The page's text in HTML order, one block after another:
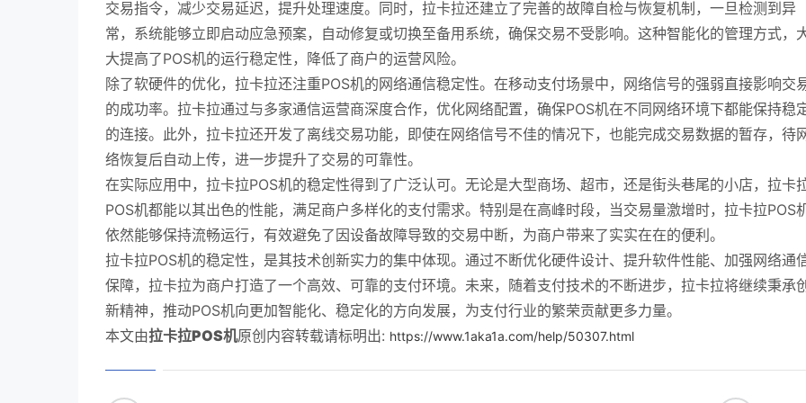
交易指令，减少交易延迟，提升处理速度。同时，拉卡拉还建立了完善的故障自检与恢复机制，一旦检测到异
常，系统能够立即启动应急预案，自动修复或切换至备用系统，确保交易不受影响。这种智能化的管理方式，
大提高了POS机的运行稳定性，降低了商户的运营风险。
除了软硬件的优化，拉卡拉还注重POS机的网络通信稳定性。在移动支付场景中，网络信号的强弱直接影响交
的成功率。拉卡拉通过与多家通信运营商深度合作，优化网络配置，确保POS机在不同网络环境下都能保持稳
的连接。此外，拉卡拉还开发了离线交易功能，即使在网络信号不佳的情况下，也能完成交易数据的暂存，待
络恢复后自动上传，进一步提升了交易的可靠性。
在实际应用中，拉卡拉POS机的稳定性得到了广泛认可。无论是大型商场、超市，还是街头巷尾的小店，拉卡
POS机都能以其出色的性能，满足商户多样化的支付需求。特别是在高峰时段，当交易量激增时，拉卡拉POS
依然能够保持流畅运行，有效避免了因设备故障导致的交易中断，为商户带来了实实在在的便利。
拉卡拉POS机的稳定性，是其技术创新实力的集中体现。通过不断优化硬件设计、提升软件性能、加强网络通
保障，拉卡拉为商户打造了一个高效、可靠的支付环境。未来，随着支付技术的不断进步，拉卡拉将继续秉承创
新精神，推动POS机向更加智能化、稳定化的方向发展，为支付行业的繁荣贡献更多力量。
本文由拉卡拉POS机原创内容转载请标明出: https://www.1aka1a.com/help/50307.html